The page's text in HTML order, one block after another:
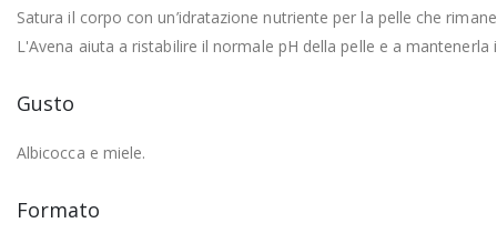
Satura il corpo con un’idratazione nutriente per la pelle che
L'Avena aiuta a ristabilire il normale pH della pelle e a mantenerla
Gusto
Albicocca e miele.
Formato